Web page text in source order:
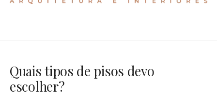
Quais tipos de pisos devo
escolher?